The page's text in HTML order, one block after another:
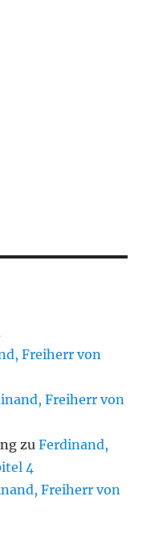
Freiherr von
Freiherr von
zuFerdinand,
4
Freiherr von